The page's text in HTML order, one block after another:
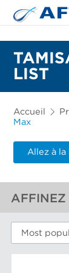
LIST
Accueil
Max
Allez à
AFFINEZ
FILTRES
Tamisage
Most